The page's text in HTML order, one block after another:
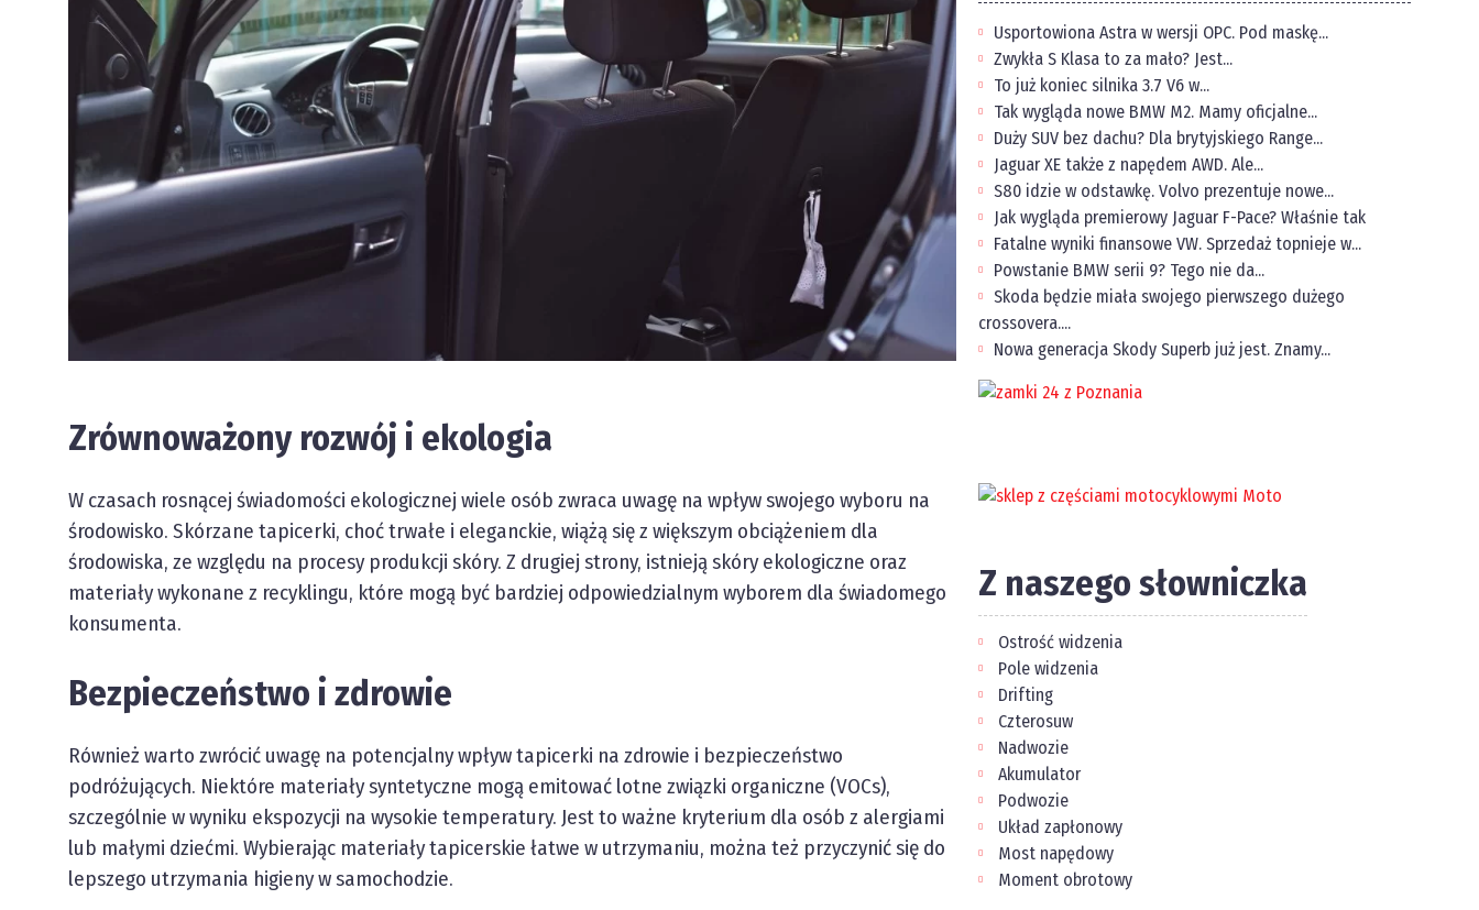
Zrównoważony rozwój i ekologia
W czasach rosnącej świadomości ekologicznej wiele osób zwraca uwagę na wpływ swojego wyboru na
środowisko. Skórzane tapicerki, choć trwałe i eleganckie, wiążą się z większym obciążeniem dla
środowiska, ze względu na procesy produkcji skóry. Z drugiej strony, istnieją skóry ekologiczne oraz
materiały wykonane z recyklingu, które mogą być bardziej odpowiedzialnym wyborem dla świadomego
konsumenta.
Bezpieczeństwo i zdrowie
Również warto zwrócić uwagę na potencjalny wpływ tapicerki na zdrowie i bezpieczeństwo
podróżujących. Niektóre materiały syntetyczne mogą emitować lotne związki organiczne (VOCs),
szczególnie w wyniku ekspozycji na wysokie temperatury. Jest to ważne kryterium dla osób z alergiami
lub małymi dziećmi. Wybierając materiały tapicerskie łatwe w utrzymaniu, można też przyczynić się do
lepszego utrzymania higieny w samochodzie.
Usportowiona Astra w wersji OPC. Pod maskę...
Zwykła S Klasa to za mało? Jest...
To już koniec silnika 3.7 V6 w...
Tak wygląda nowe BMW M2. Mamy oficjalne...
Duży SUV bez dachu? Dla brytyjskiego Range...
Jaguar XE także z napędem AWD. Ale...
S80 idzie w odstawkę. Volvo prezentuje nowe...
Jak wygląda premierowy Jaguar F-Pace? Właśnie tak
Fatalne wyniki finansowe VW. Sprzedaż topnieje w...
Powstanie BMW serii 9? Tego nie da...
Skoda będzie miała swojego pierwszego dużego
crossovera....
Nowa generacja Skody Superb już jest. Znamy...
Z naszego słowniczka
Ostrość widzenia
Pole widzenia
Drifting
Czterosuw
Nadwozie
Akumulator
Podwozie
Układ zapłonowy
Most napędowy
Moment obrotowy